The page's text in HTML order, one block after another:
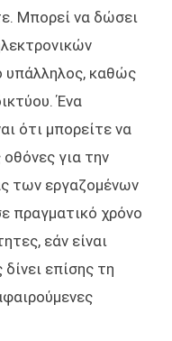
Μπορεί να δώσει
υπάλληλος, καθώς
Ένα
ότι μπορείτε να
για την
των εργαζομένων
πραγματικό χρόνο
εάν είναι
επίσης τη